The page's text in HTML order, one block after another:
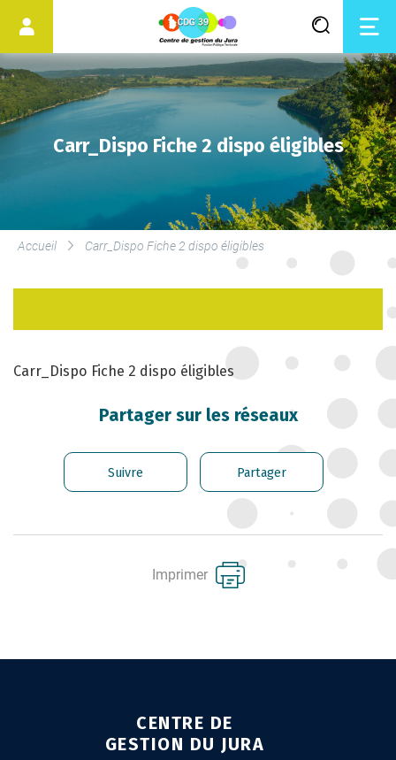
LES SERVICES DU CDG
LE DROIT SYNDICAL ET LES
PROFESSIONNELLES
CARRIÈRE DES
GÉRER LES AGENTS
CONTRACTUELS
SANTÉ ET PRÉVENTION DES
RISQUES PROFESSIONNELS
LIENS UTILES
Carr_Dispo Fiche 2 dispo éligibles
Accueil Carr_Dispo Fiche 2 dispo éligibles
Carr_Dispo Fiche 2 dispo éligibles
Partager sur les réseaux
Suivre Partager
Imprimer
CENTRE DE
GESTION DU JURA